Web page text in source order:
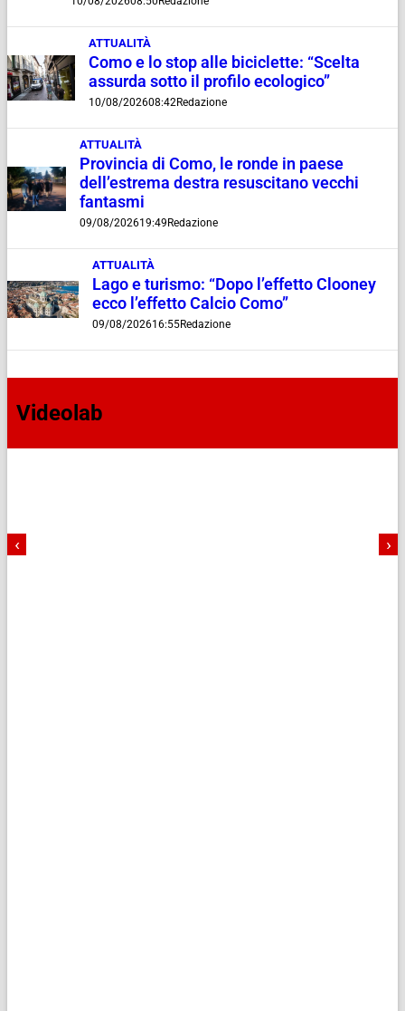
ATTUALITÀ
Como e lo stop alle biciclette: “Scelta
assurda sotto il profilo ecologico”
10/08/202608:42Redazione
ATTUALITÀ
Provincia di Como, le ronde in paese
dell’estrema destra resuscitano vecchi
fantasmi
09/08/202619:49 Redazione
ATTUALITÀ
Lago e turismo: “Dopo l’effetto Clooney
ecco l’effetto Calcio Como”
09/08/202616:55Redazione
Videolab
‹ ›